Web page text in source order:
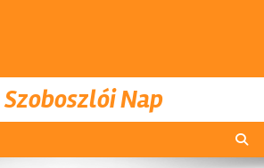
Szoboszlói Nap